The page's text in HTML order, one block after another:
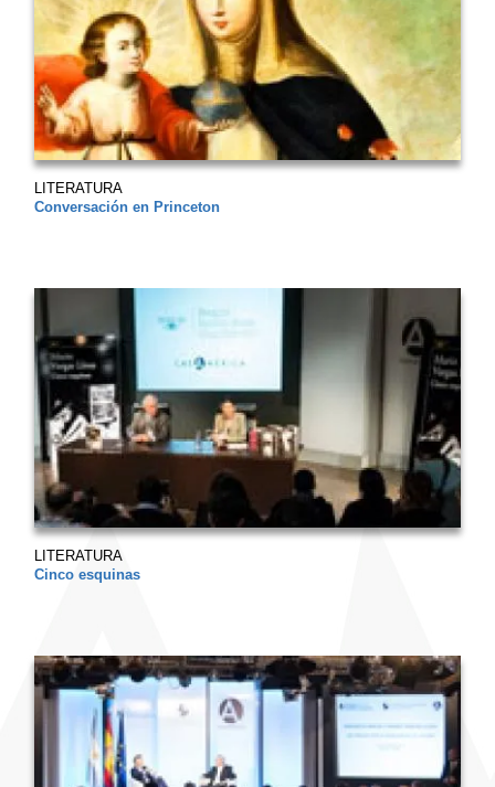
LITERATURA
Conversación en Princeton
LITERATURA
Cinco esquinas